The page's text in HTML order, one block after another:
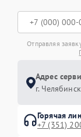
Отправляя
Адрес
г.
Горячая
+7 (351)